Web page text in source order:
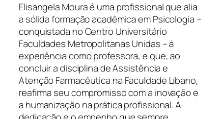
Elisangela Moura é uma profissional que alia
a sólida formação acadêmica em Psicologia –
conquistada no Centro Universitário
Faculdades Metropolitanas Unidas – à
experiência como professora, e que, ao
concluir a disciplina de Assistência e
Atenção Farmacêutica na Faculdade Líbano,
reafirma seu compromisso com a inovação e
a humanização na prática profissional. A